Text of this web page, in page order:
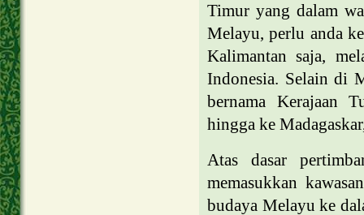
Timur yang dalam
Melayu, perlu anda
Kalimantan saja,
Indonesia. Selain di
bernama Kerajaan
hingga ke
Atas dasar
memasukkan
budaya Melayu ke